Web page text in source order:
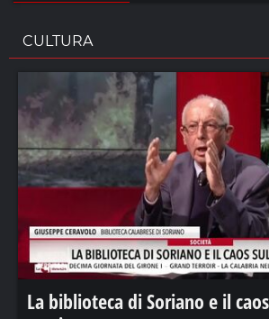
CULTURA
La biblioteca di Soriano e il